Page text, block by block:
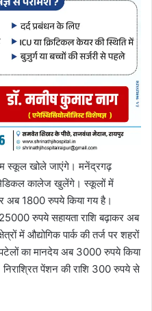
स्कूल खोले जाएंगे। मनेंद्रगढ़
मेडिकल कालेज खुलेंगे। स्कूलों में
अब 1800 रुपये किया गय है।
रुपये सहायता राशि बढ़ाकर अब
में औद्योगिक पार्क की तर्ज पर शहरों
पटेलों का मानदेय अब 3000 रुपये किया
निराश्रित पेंशन की राशि 300 रुपये से